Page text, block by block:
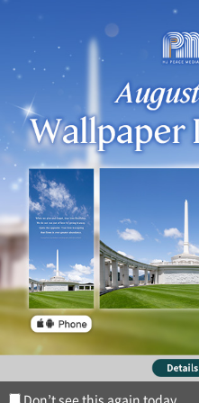
True
Don’t see this again today.